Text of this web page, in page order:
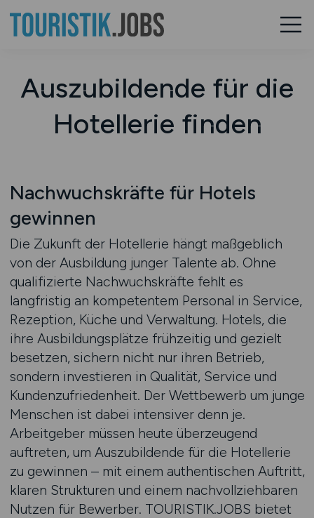
Auszubildende für die
Hotellerie finden
Nachwuchskräfte für Hotels
gewinnen
Die Zukunft der Hotellerie hängt maßgeblich
von der Ausbildung junger Talente ab. Ohne
qualifizierte Nachwuchskräfte fehlt es
langfristig an kompetentem Personal in Service,
Rezeption, Küche und Verwaltung. Hotels, die
ihre Ausbildungsplätze frühzeitig und gezielt
besetzen, sichern nicht nur ihren Betrieb,
sondern investieren in Qualität, Service und
Kundenzufriedenheit. Der Wettbewerb um junge
Menschen ist dabei intensiver denn je.
Arbeitgeber müssen heute überzeugend
auftreten, um Auszubildende für die Hotellerie
zu gewinnen – mit einem authentischen Auftritt,
klaren Strukturen und einem nachvollziehbaren
Nutzen für Bewerber. TOURISTIK.JOBS bietet